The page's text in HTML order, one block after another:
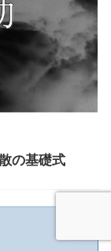
の基礎式